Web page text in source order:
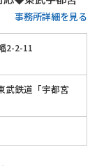
場あり。
事務所詳細を見る
2-2-11
武鉄道「宇都宮